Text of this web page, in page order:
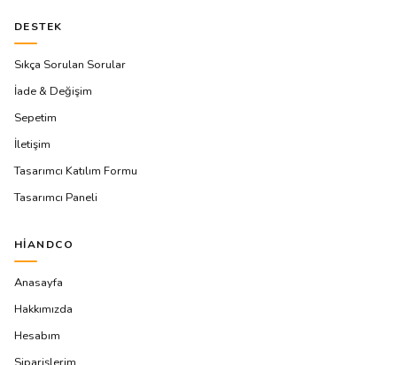
DESTEK
Sıkça Sorulan Sorular
İade & Değişim
Sepetim
İletişim
Tasarımcı Katılım Formu
Tasarımcı Paneli
HIANDCO
Anasayfa
Hakkımızda
Hesabım